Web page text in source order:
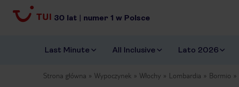
30 lat | numer 1 w Polsce
Last Minute All Inclusive Lato 2026
Strona główna Wypoczynek Włochy Lombardia Bormio